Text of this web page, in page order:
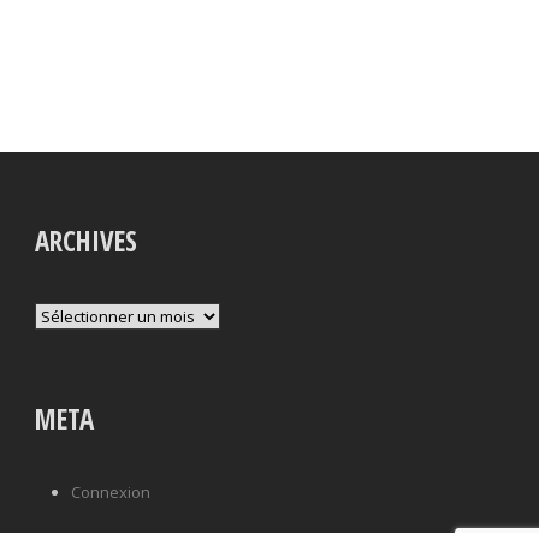
ARCHIVES
Archives
META
Connexion